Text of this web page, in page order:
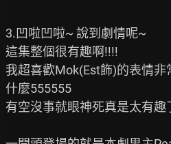
3.凹啦凹啦~ 說到劇情呢~
這集整個很有趣啊!!!!
我超喜歡Mok(Est飾)的表情
什麼555555
有空沒事就眼神死真是太有趣